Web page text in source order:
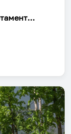
Apartments J&N Крепостная (Апартаменты ДжейЭн)